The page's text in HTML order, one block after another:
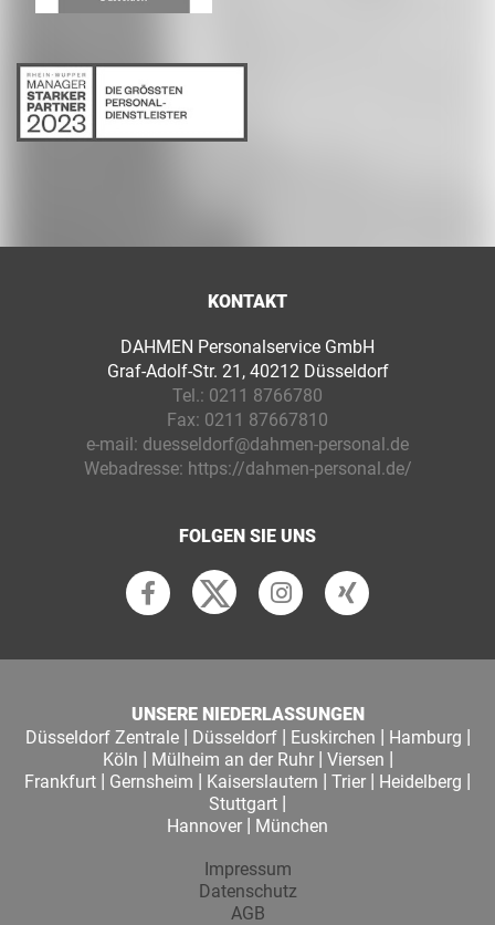
KONTAKT
DAHMEN Personalservice GmbH
Graf-Adolf-Str. 21, 40212 Düsseldorf
Tel.: 0211 8766780
Fax: 0211 87667810
e-mail: duesseldorf@dahmen-personal.de
Webadresse: https://dahmen-personal.de/
FOLGEN SIE UNS
UNSERE NIEDERLASSUNGEN
Düsseldorf Zentrale| Düsseldorf| Euskirchen | Hamburg |
Köln | Mülheim an der Ruhr| Viersen |
Frankfurt | Gernsheim | Kaiserslautern | Trier | Heidelberg |
Stuttgart |
Hannover | München
Impressum
Datenschutz
AGB